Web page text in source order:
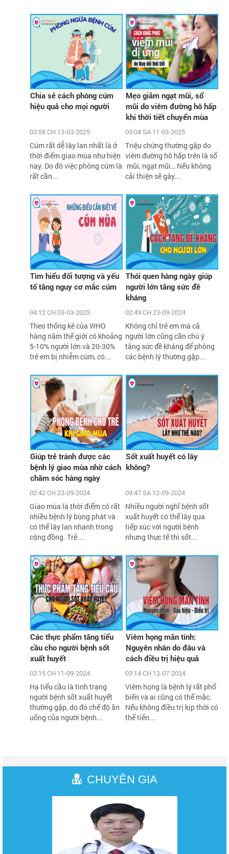
Chia sẻ cách phòng cúm
hiệu quả cho mọi người
03:58 CH 13-03-2025
Cúm rất dễ lây lan nhất là ở
thời điểm giao mùa như hiện
nay. Do đó việc phòng cúm là
rất cần...
Mẹo giảm ngạt mũi, sổ
mũi do viêm đường hô hấp
khi thời tiết chuyển mùa
09:04 SA 11-03-2025
Triệu chứng thường gặp do
viêm đường hô hấp trên là sổ
mũi, ngạt mũi… Nếu không
cải thiện sẽ gây...
Tìm hiểu đối tượng và yếu
tố tăng nguy cơ mắc cúm
04:12 CH 03-03-2025
Theo thống kê của WHO
hàng năm thế giới có khoảng
5-10% người lớn và 20-30%
trẻ em bị nhiễm cúm, có...
Thói quen hàng ngày giúp
người lớn tăng sức đề
kháng
02:49 CH 23-09-2024
Không chỉ trẻ em mà cả
người lớn cũng cần chú ý
tăng sức đề kháng để phòng
các bệnh lý thường gặp...
Giúp trẻ tránh được các
bệnh lý giao mùa nhờ cách
chăm sóc hàng ngày
02:42 CH 23-09-2024
Giao mùa là thời điểm có rất
nhiều bệnh lý bùng phát và
có thể lây lan nhanh trong
cộng đồng. Trẻ...
Sốt xuất huyết có lây
không?
09:47 SA 12-09-2024
Nhiều người nghĩ bệnh sốt
xuất huyết có thể lây qua
tiếp xúc với người bệnh
nhưng thực tế thì sốt...
Các thực phẩm tăng tiểu
cầu cho người bệnh sốt
xuất huyết
03:15 CH 11-09-2024
Hạ tiểu cầu là tình trạng
người bệnh sốt xuất huyết
thường gặp, do đó chế độ ăn
uống của người bệnh...
Viêm họng mãn tính:
Nguyên nhân do đâu và
cách điều trị hiệu quả
03:14 CH 12-07-2024
Viêm họng là bệnh lý rất phổ
biến và ai cũng có thể mắc.
Nếu không điều trị kịp thời có
thể tiến...
CHUYÊN GIA